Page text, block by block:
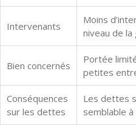
Intervenants
Moins
niveau de
Bien concernés
Portée
petites
Conséquences
sur les dettes
Les dettes
semblable